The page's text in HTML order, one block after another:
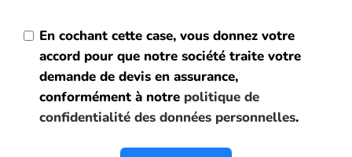
En cochant cette case, vous donnez votre
accord pour que notre société traite votre
demande de devis en assurance,
conformément à notre politique de
confidentialité des données personnelles.